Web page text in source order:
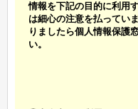
情報を下記の目的に利用
は細心の注意を払ってい
りましたら個人情報保護
い